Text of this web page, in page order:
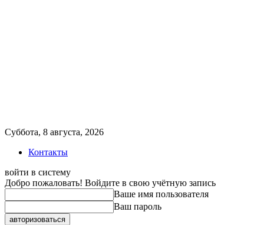
Суббота, 8 августа, 2026
Контакты
войти в систему
Добро пожаловать! Войдите в свою учётную запись
Ваше имя пользователя
Ваш пароль